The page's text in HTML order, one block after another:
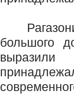
Рагазони
большого